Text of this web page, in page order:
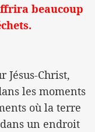
beaucoup
Jésus-Christ,
les moments
où la terre
un endroit